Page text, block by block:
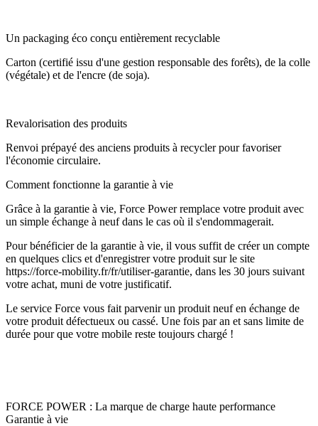
Un packaging éco conçu entièrement recyclable
Carton (certifié issu d'une gestion responsable des forêts), de la colle
(végétale) et de l'encre (de soja).
Revalorisation des produits
Renvoi prépayé des anciens produits à recycler pour favoriser
l'économie circulaire.
Comment fonctionne la garantie à vie
Grâce à la garantie à vie, Force Power remplace votre produit avec
un simple échange à neuf dans le cas où il s'endommagerait.
Pour bénéficier de la garantie à vie, il vous suffit de créer un compte
en quelques clics et d'enregistrer votre produit sur le site
https://force-mobility.fr/fr/utiliser-garantie, dans les 30 jours suivant
votre achat, muni de votre justificatif.
Le service Force vous fait parvenir un produit neuf en échange de
votre produit défectueux ou cassé. Une fois par an et sans limite de
durée pour que votre mobile reste toujours chargé !
FORCE POWER : La marque de charge haute performance
Garantie à vie